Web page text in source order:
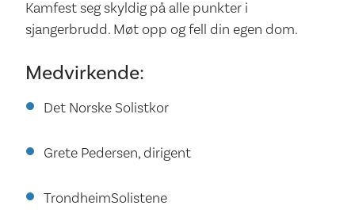
Kamfest seg skyldig på alle punkter i
sjangerbrudd. Møt opp og fell din egen dom.
Medvirkende:
Det Norske Solistkor
Grete Pedersen, dirigent
TrondheimSolistene